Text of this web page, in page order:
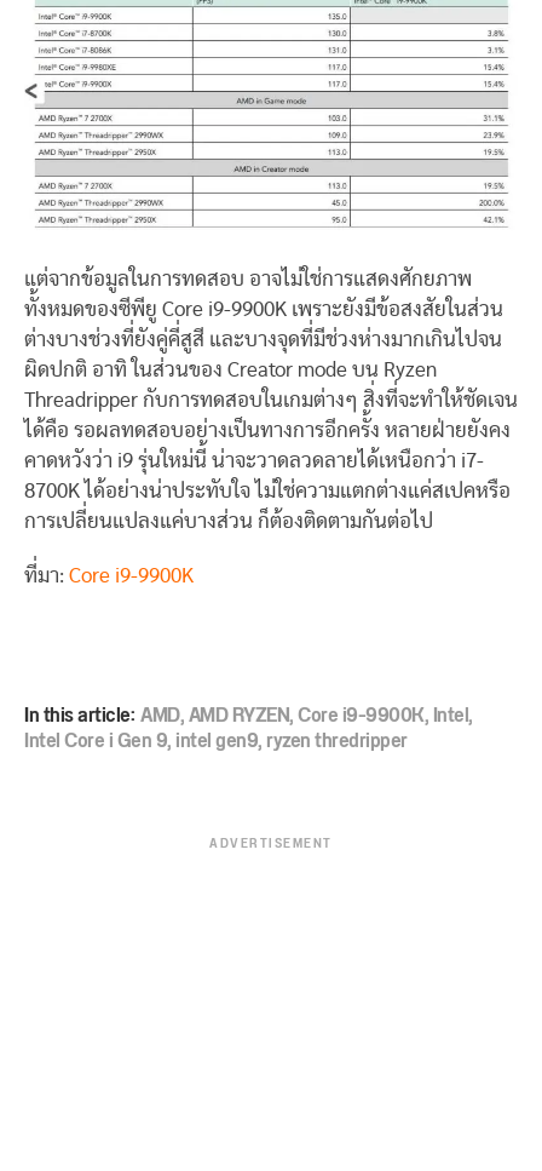
แต่จากข้อมูลในการทดสอบ อาจไม่ใช่การแสดงศักยภาพ
ทั้งหมดของซีพียู Core i9-9900K เพราะยังมีข้อสงสัยในส่วน
ต่างบางช่วงที่ยังคู่คี่สูสี และบางจุดที่มีช่วงห่างมากเกินไปจน
ผิดปกติ อาทิ ในส่วนของ Creator mode บน Ryzen
Threadripper กับการทดสอบในเกมต่างๆ สิ่งที่จะทำให้ชัดเจน
ได้คือ รอผลทดสอบอย่างเป็นทางการอีกครั้ง หลายฝ่ายยังคง
คาดหวังว่า i9 รุ่นใหม่นี้ น่าจะวาดลวดลายได้เหนือกว่า i7-
8700K ได้อย่างน่าประทับใจ ไม่ใช่ความแตกต่างแค่สเปคหรือ
การเปลี่ยนแปลงแค่บางส่วน ก็ต้องติดตามกันต่อไป
ที่มา: Core i9-9900K
In this article:AMD,AMD RYZEN,Core i9-9900K,Intel,
Intel Core i Gen 9,intel gen9,ryzen thredripper
ADVERTISEMENT